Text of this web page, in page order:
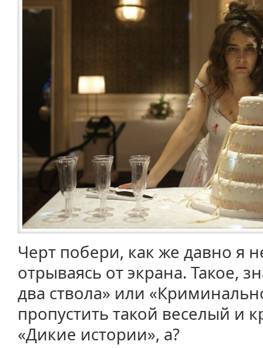
Черт побери, как же давно я
отрываясь от экрана. Такое,
два ствола» или
пропустить такой веселый и
«Дикие истории», а?